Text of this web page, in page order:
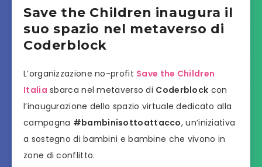
Save the Children inaugura il
suo spazio nel metaverso di
Coderblock
L’organizzazione no-profit Save the Children
Italia sbarca nel metaverso di Coderblock con
l’inaugurazione dello spazio virtuale dedicato alla
campagna #bambinisottoattacco, un’iniziativa
a sostegno di bambini e bambine che vivono in
zone di conflitto.